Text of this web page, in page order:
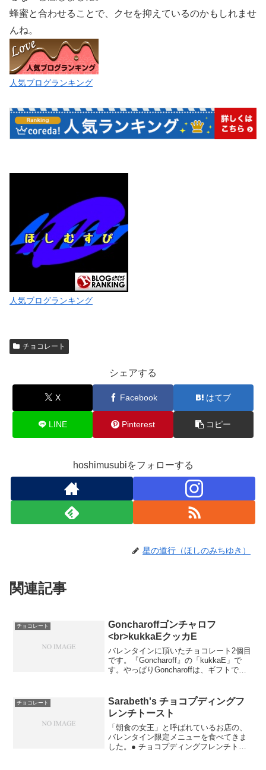
蜂蜜と合わせることで、クセを抑えているのかもしれませ
んね。
人気ブログランキング
人気ブログランキング
チョコレート
シェアする
X Facebook はてブ
LINE Pinterest コピー
hoshimusubiをフォローする
星の道行（ほしのみちゆき）
関連記事
チョコレート
Goncharoffゴンチャロフ
<br>kukkaEクッカE
バレンタインに頂いたチョコレート2個目
です。『Goncharoff』の「kukkaE」で
す。やっぱりGoncharoffは、ギフトで人
の包紙)ビターチョコレート【中央...
チョコレート
Sarabeth's チョコプディングフ
レンチトースト
「朝食の女王」と呼ばれているお店の、
バレンタイン限定メニューを食べてきま
した。● チョコプディングフレンチトー